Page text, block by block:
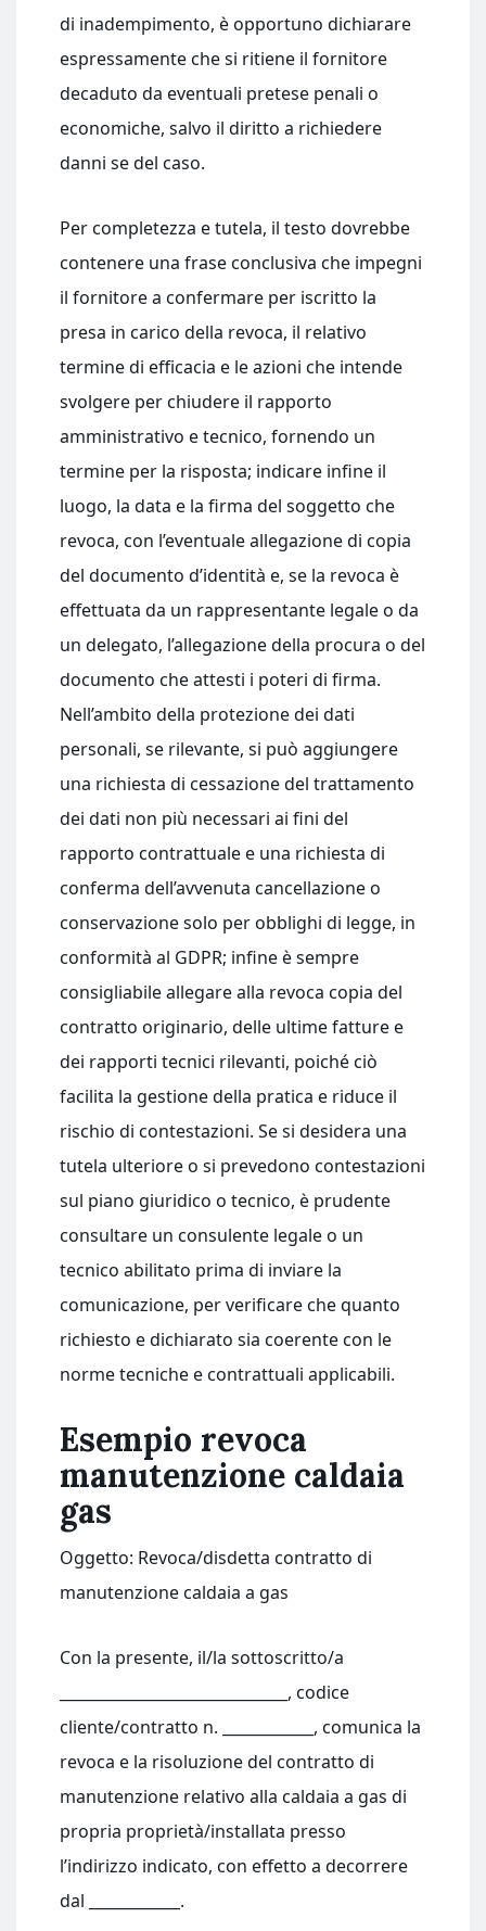
di inadempimento, è opportuno dichiarare
espressamente che si ritiene il fornitore
decaduto da eventuali pretese penali o
economiche, salvo il diritto a richiedere
danni se del caso.
Per completezza e tutela, il testo dovrebbe
contenere una frase conclusiva che impegni
il fornitore a confermare per iscritto la
presa in carico della revoca, il relativo
termine di efficacia e le azioni che intende
svolgere per chiudere il rapporto
amministrativo e tecnico, fornendo un
termine per la risposta; indicare infine il
luogo, la data e la firma del soggetto che
revoca, con l’eventuale allegazione di copia
del documento d’identità e, se la revoca è
effettuata da un rappresentante legale o da
un delegato, l’allegazione della procura o del
documento che attesti i poteri di firma.
Nell’ambito della protezione dei dati
personali, se rilevante, si può aggiungere
una richiesta di cessazione del trattamento
dei dati non più necessari ai fini del
rapporto contrattuale e una richiesta di
conferma dell’avvenuta cancellazione o
conservazione solo per obblighi di legge, in
conformità al GDPR; infine è sempre
consigliabile allegare alla revoca copia del
contratto originario, delle ultime fatture e
dei rapporti tecnici rilevanti, poiché ciò
facilita la gestione della pratica e riduce il
rischio di contestazioni. Se si desidera una
tutela ulteriore o si prevedono contestazioni
sul piano giuridico o tecnico, è prudente
consultare un consulente legale o un
tecnico abilitato prima di inviare la
comunicazione, per verificare che quanto
richiesto e dichiarato sia coerente con le
norme tecniche e contrattuali applicabili.
Esempio revoca
manutenzione caldaia
gas​
Oggetto: Revoca/disdetta contratto di
manutenzione caldaia a gas
Con la presente, il/la sottoscritto/a
______________________________, codice
cliente/contratto n. ____________, comunica la
revoca e la risoluzione del contratto di
manutenzione relativo alla caldaia a gas di
propria proprietà/installata presso
l’indirizzo indicato, con effetto a decorrere
dal ____________.